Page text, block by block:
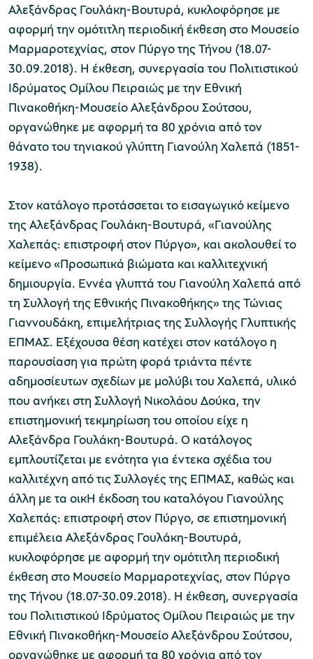
Αλεξάνδρας Γουλάκη-Βουτυρά, κυκλοφόρησε με
αφορμή την ομότιτλη περιοδική έκθεση στο Μουσείο
Μαρμαροτεχνίας, στον Πύργο της Τήνου (18.07-
30.09.2018). Η έκθεση, συνεργασία του Πολιτιστικού
Ιδρύματος Ομίλου Πειραιώς με την Εθνική
Πινακοθήκη-Μουσείο Αλεξάνδρου Σούτσου,
οργανώθηκε με αφορμή τα 80 χρόνια από τον
θάνατο του τηνιακού γλύπτη Γιανούλη Χαλεπά (1851-
1938).
Στον κατάλογο προτάσσεται το εισαγωγικό κείμενο
της Αλεξάνδρας Γουλάκη-Βουτυρά, «Γιανούλης
Χαλεπάς: επιστροφή στον Πύργο», και ακολουθεί το
κείμενο «Προσωπικά βιώματα και καλλιτεχνική
δημιουργία. Εννέα γλυπτά του Γιανούλη Χαλεπά από
τη Συλλογή της Εθνικής Πινακοθήκης» της Τώνιας
Γιαννουδάκη, επιμελήτριας της Συλλογής Γλυπτικής
ΕΠΜΑΣ. Εξέχουσα θέση κατέχει στον κατάλογο η
παρουσίαση για πρώτη φορά τριάντα πέντε
αδημοσίευτων σχεδίων με μολύβι του Χαλεπά, υλικό
που ανήκει στη Συλλογή Νικολάου Δούκα, την
επιστημονική τεκμηρίωση του οποίου είχε η
Αλεξάνδρα Γουλάκη-Βουτυρά. Ο κατάλογος
εμπλουτίζεται με ενότητα για έντεκα σχέδια του
καλλιτέχνη από τις Συλλογές της ΕΠΜΑΣ, καθώς και
άλλη με τα οικΗ έκδοση του καταλόγου Γιανούλης
Χαλεπάς: επιστροφή στον Πύργο, σε επιστημονική
επιμέλεια Αλεξάνδρας Γουλάκη-Βουτυρά,
κυκλοφόρησε με αφορμή την ομότιτλη περιοδική
έκθεση στο Μουσείο Μαρμαροτεχνίας, στον Πύργο
της Τήνου (18.07-30.09.2018). Η έκθεση, συνεργασία
του Πολιτιστικού Ιδρύματος Ομίλου Πειραιώς με την
Εθνική Πινακοθήκη-Μουσείο Αλεξάνδρου Σούτσου,
οργανώθηκε με αφορμή τα 80 χρόνια από τον